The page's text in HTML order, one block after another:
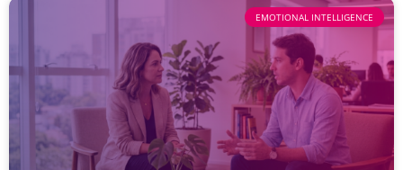
EMOTIONAL INTELLIGENCE